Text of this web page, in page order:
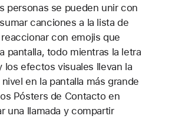
personas se pueden unir con
canciones a la lista de
con emojis que
pantalla, todo mientras la letra
los efectos visuales llevan la
en la pantalla más grande
Pósters de Contacto en
una llamada y compartir